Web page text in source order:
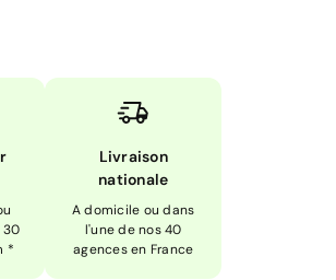
30
*
Livraison
nationale
A domicile ou dans
l'une de nos 40
agences en France